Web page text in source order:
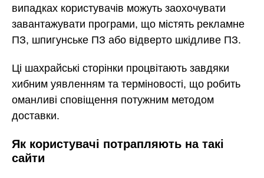
випадках користувачів можуть заохочувати
завантажувати програми, що містять рекламне
ПЗ, шпигунське ПЗ або відверто шкідливе ПЗ.
Ці шахрайські сторінки процвітають завдяки
хибним уявленням та терміновості, що робить
оманливі сповіщення потужним методом
доставки.
Як користувачі потрапляють на такі
сайти